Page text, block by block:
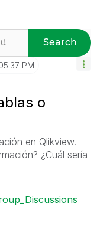
Search
PM
o
en Qlikview.
¿Cuál sería